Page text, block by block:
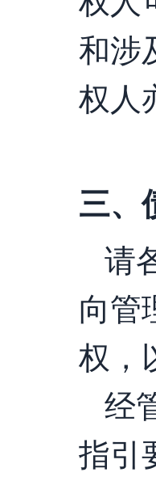
和涉
权人
三、
请
向管
权，
经
指引